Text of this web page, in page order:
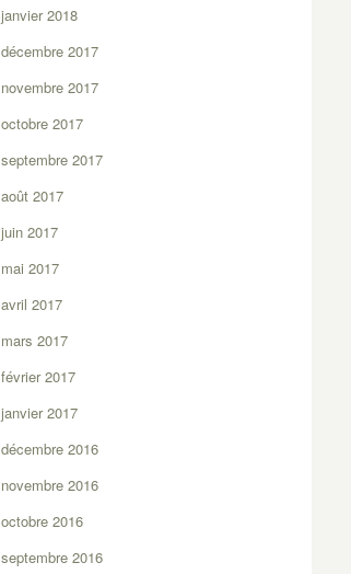
janvier 2018
décembre 2017
novembre 2017
octobre 2017
septembre 2017
août 2017
juin 2017
mai 2017
avril 2017
mars 2017
février 2017
janvier 2017
décembre 2016
novembre 2016
octobre 2016
septembre 2016